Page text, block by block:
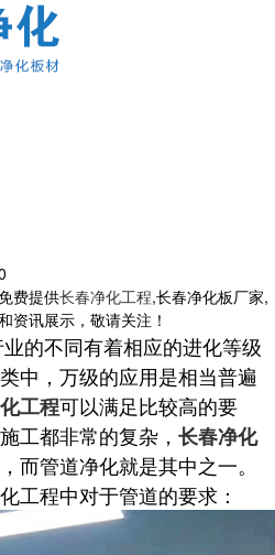
费提供长春净化工程,长春净化板厂家,
资讯展示，敬请关注！
的不同有着相应的进化等级
中，万级的应用是相当普遍
工程可以满足比较高的要
工都非常的复杂， 长春净化
而管道净化就是其中之一。
工程中对于管道的要求：